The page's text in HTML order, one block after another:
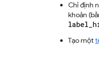
Chỉ định
khoản
Tạo một